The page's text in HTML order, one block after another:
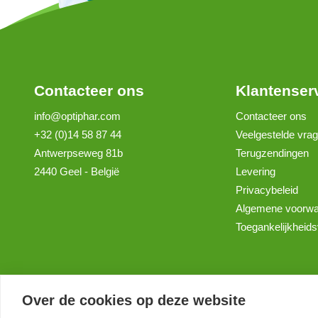
Over de cookies op deze website
Contacteer ons
info@optiphar.com
+32 (0)14 58 87 44
Antwerpseweg 81b
2440 Geel - België
Contacteer ons
Veelgestelde
Terugzendingen
Levering
Privacybeleid
Algemene